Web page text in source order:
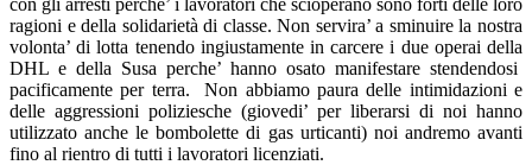
ragioni e della solidarietà di classe. Non servira’ a sminuire la nostra
volonta’ di lotta tenendo ingiustamente in carcere i due operai della
DHL e della Susa perche’ hanno osato manifestare stendendosi
pacificamente per terra. Non abbiamo paura delle intimidazioni e
delle aggressioni poliziesche (giovedi’ per liberarsi di noi hanno
utilizzato anche le bombolette di gas urticanti) noi andremo avanti
fino al rientro di tutti i lavoratori licenziati.